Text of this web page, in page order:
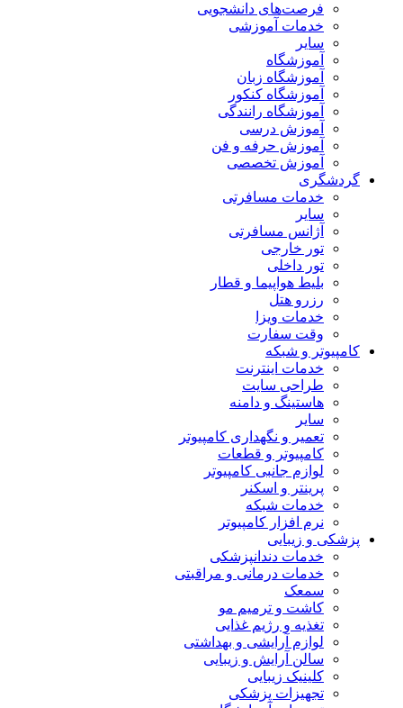
فرصت‌های دانشجویی
خدمات آموزشی
سایر
آموزشگاه
آموزشگاه زبان
آموزشگاه کنکور
آموزشگاه رانندگی
آموزش درسی
آموزش حرفه و فن
آموزش تخصصی
گردشگری
خدمات مسافرتی
سایر
آژانس مسافرتی
تور خارجی
تور داخلی
بلیط هواپیما و قطار
رزرو هتل
خدمات ویزا
وقت سفارت
کامپیوتر و شبکه
خدمات اینترنت
طراحی سایت
هاستینگ و دامنه
سایر
تعمیر و نگهداری کامپیوتر
کامپیوتر و قطعات
لوازم جانبی کامپیوتر
پرینتر و اسکنر
خدمات شبکه
نرم افزار کامپیوتر
پزشکی و زیبایی
خدمات دندانپزشکی
خدمات درمانی و مراقبتی
سمعک
کاشت و ترمیم مو
تغذیه و رژیم غذایی
لوازم آرایشی و بهداشتی
سالن آرایش و زیبایی
کلینیک زیبایی
تجهیزات پزشکی